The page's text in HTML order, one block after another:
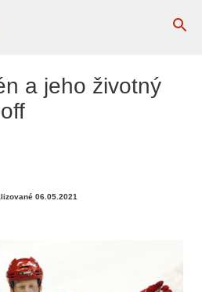
na hlavný obsah
a jeho životný
06.05.2021